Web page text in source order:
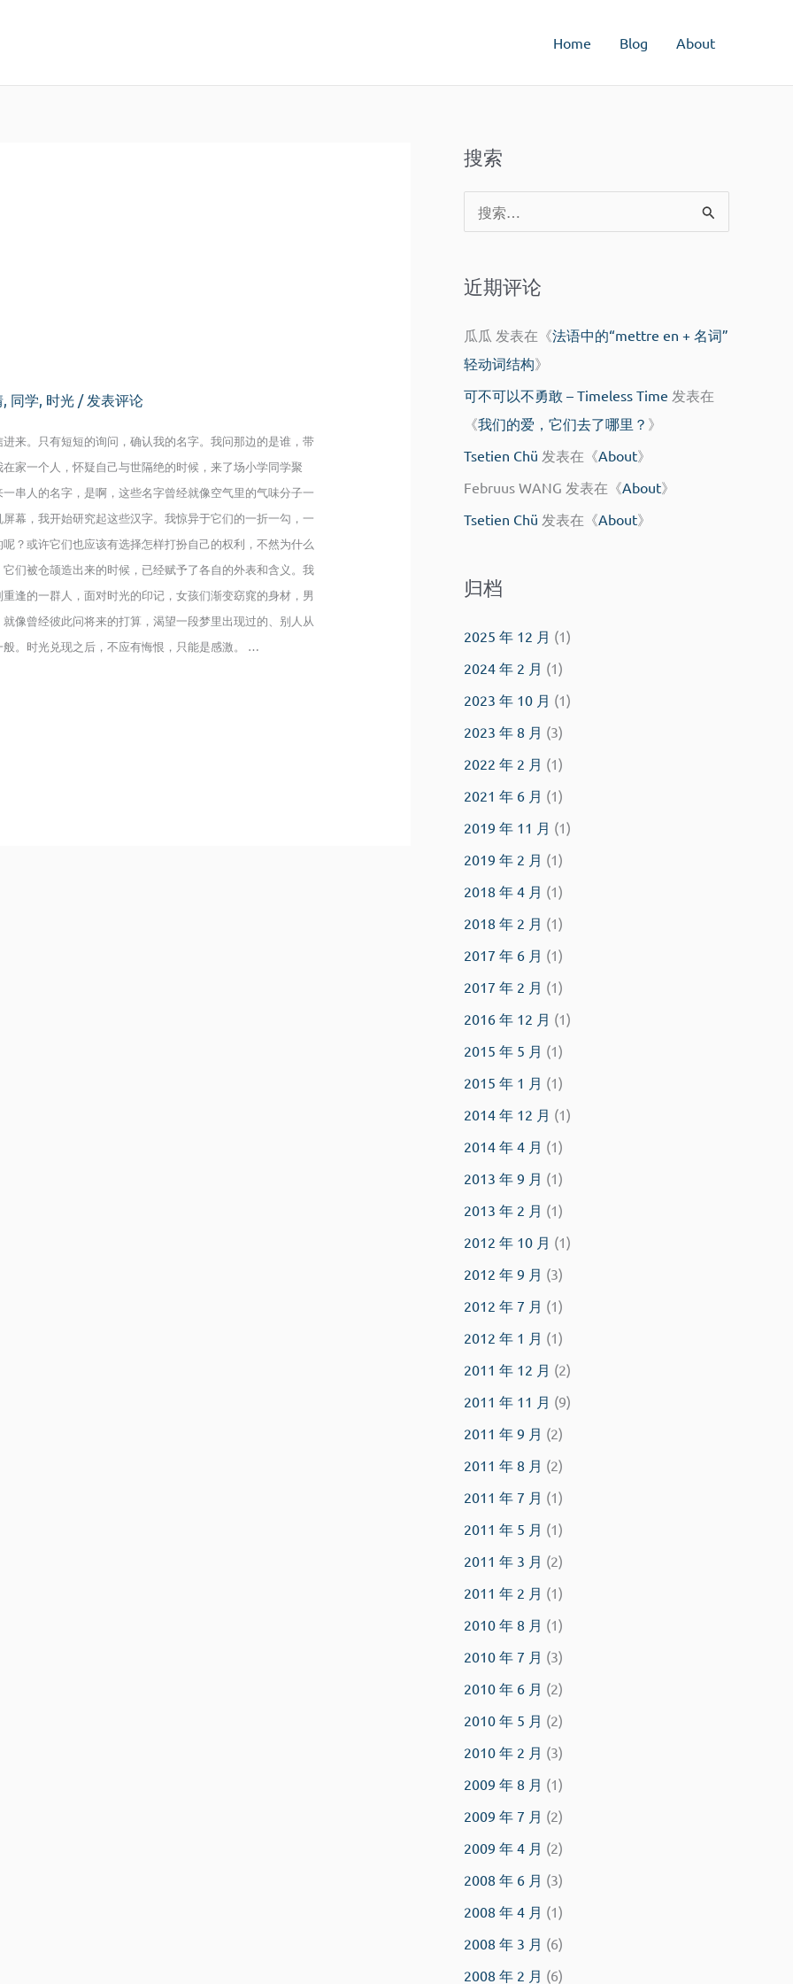
Home Blog About
, 同学 时光/ 发表评论
来。只有短短的询问，确认我的名字。我问那边的是谁，带
家一个人，怀疑自己与世隔绝的时候，来了场小学同学聚
串人的名字，是啊，这些名字曾经就像空气里的气味分子一
幕，我开始研究起这些汉字。我惊异于它们的一折一勾，一
？或许它们也应该有选择怎样打扮自己的权利，不然为什么
们被仓颉造出来的时候，已经赋予了各自的外表和含义。我
逢的一群人，面对时光的印记，女孩们渐变窈窕的身材，男
像曾经彼此问将来的打算，渴望一段梦里出现过的、别人从
。时光兑现之后，不应有悔恨，只能是感激。 …
搜索
索
近期评论
瓜瓜 发表在《法语中的“mettre en + 名词”
轻动词结构》
可不可以不勇敢 – Timeless Time 发表在
《我们的爱，它们去了哪里？ 》
Tsetien Chü 发表在《About》
Februus WANG 发表在《About》
Tsetien Chü 发表在《About》
归档
2025 年 12 月 (1)
2024 年 2 月 (1)
2023 年 10 月 (1)
2023 年 8 月 (3)
2022 年 2 月 (1)
2021 年 6 月 (1)
2019 年 11 月 (1)
2019 年 2 月 (1)
2018 年 4 月 (1)
2018 年 2 月 (1)
2017 年 6 月 (1)
2017 年 2 月 (1)
2016 年 12 月 (1)
2015 年 5 月 (1)
2015 年 1 月 (1)
2014 年 12 月 (1)
2014 年 4 月 (1)
2013 年 9 月 (1)
2013 年 2 月 (1)
2012 年 10 月 (1)
2012 年 9 月 (3)
2012 年 7 月 (1)
2012 年 1 月 (1)
2011 年 12 月 (2)
2011 年 11 月 (9)
2011 年 9 月 (2)
2011 年 8 月 (2)
2011 年 7 月 (1)
2011 年 5 月 (1)
2011 年 3 月 (2)
2011 年 2 月 (1)
2010 年 8 月 (1)
2010 年 7 月 (3)
2010 年 6 月 (2)
2010 年 5 月 (2)
2010 年 2 月 (3)
2009 年 8 月 (1)
2009 年 7 月 (2)
2009 年 4 月 (2)
2008 年 6 月 (3)
2008 年 4 月 (1)
2008 年 3 月 (6)
2008 年 2 月 (6)